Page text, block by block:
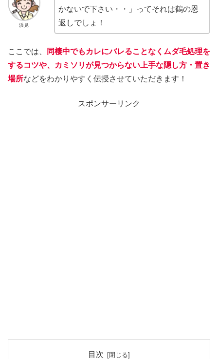
浜見
かないで下さい・・」ってそれは鶴の恩
返しでしょ！
ここでは、
同棲中でもカレにバレることなくムダ毛処理を
するコツや、カミソリが見つからない上手な隠し方・置き
場所などをわかりやすく伝授させていただきます！
スポンサーリンク
目次